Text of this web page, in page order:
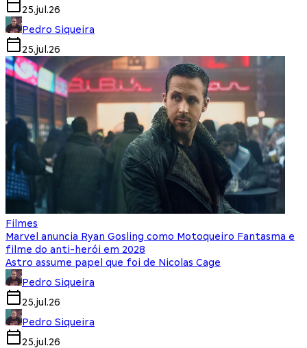
25.jul.26
Pedro Siqueira
25.jul.26
Filmes
Marvel anuncia Ryan Gosling como Motoqueiro Fantasma e
filme do anti-herói em 2028
Astro assume papel que foi de Nicolas Cage
Pedro Siqueira
25.jul.26
Pedro Siqueira
25.jul.26